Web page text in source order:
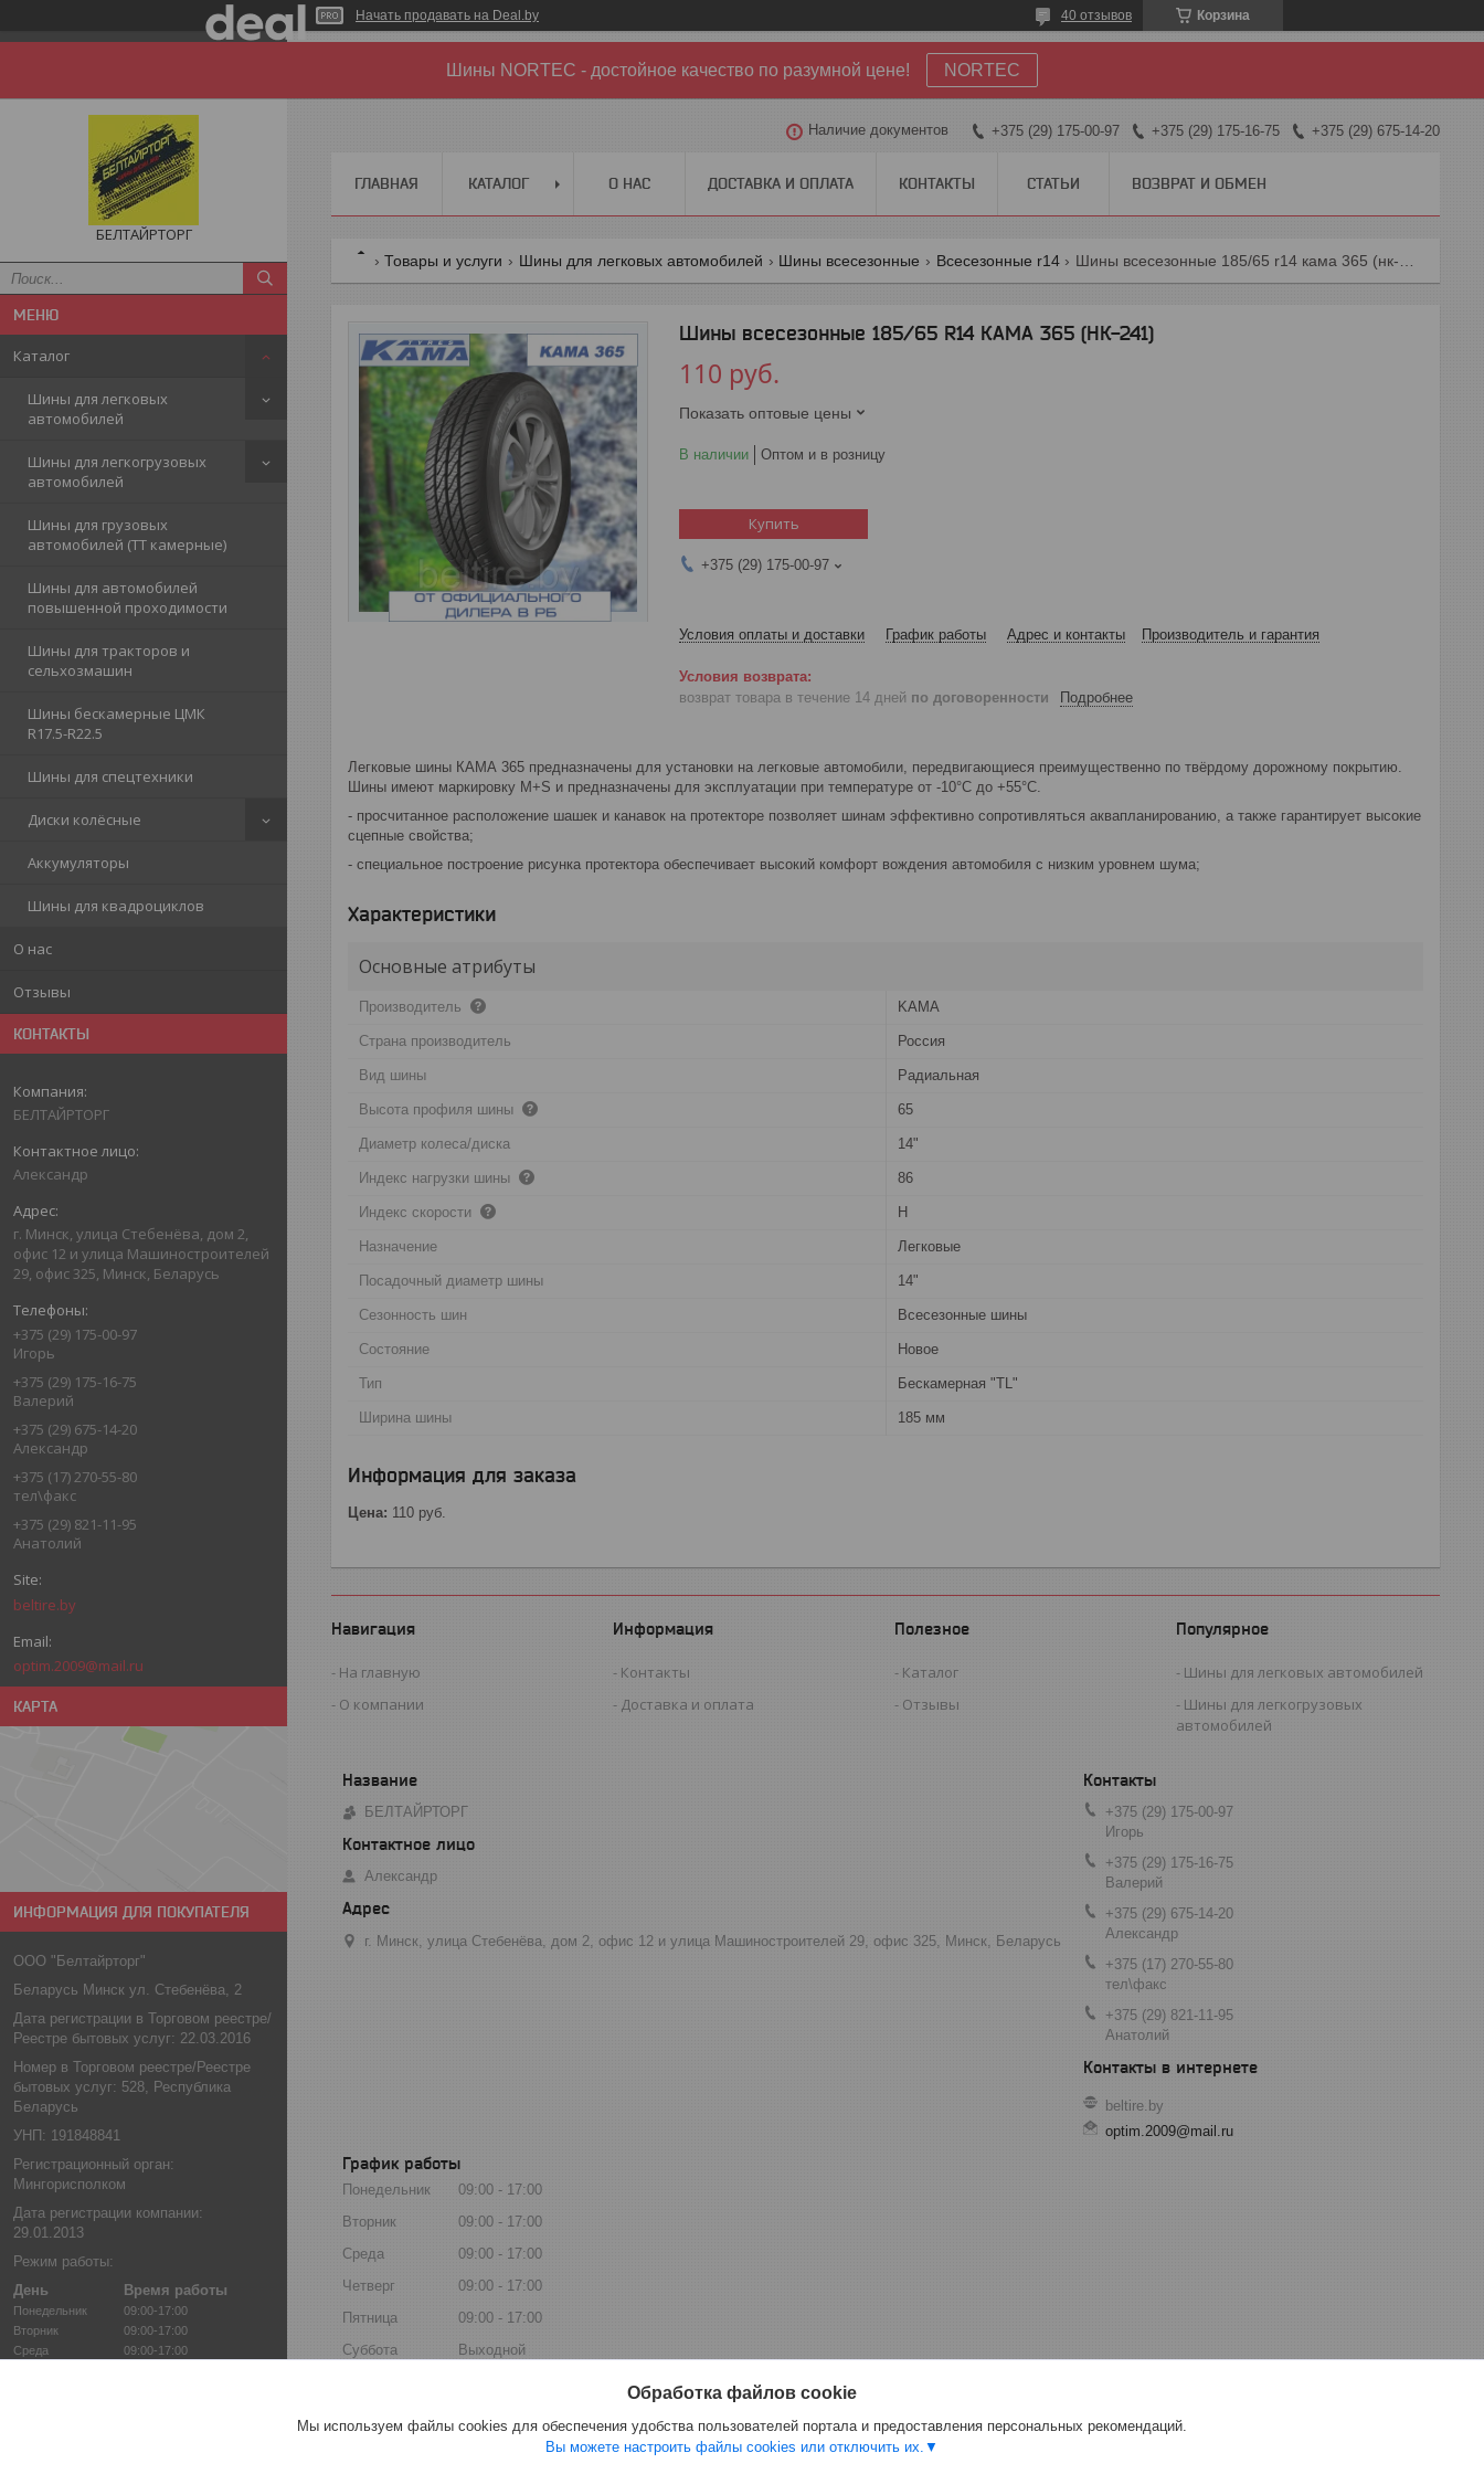
Начать продавать на Deal.by Корзина
40 отзывов
Шины NORTEC - достойное качество по разумной цене! NORTEC
БЕЛТАЙРТОРГ
Каталог
Шины для легковых
автомобилей
Шины для легкогрузовых
автомобилей
Шины для грузовых
автомобилей (ТТ камерные)
Шины для автомобилей
повышенной проходимости
Шины для тракторов и
сельхозмашин
Шины бескамерные ЦМК
R17.5-R22.5
Шины для спецтехники
Диски колёсные
Аккумуляторы
Шины для квадроциклов
О нас
Отзывы
КОНТАКТЫ
БЕЛТАЙРТОРГ
Александр
г. Минск, улица Стебенёва, дом 2,
офис 12 и улица Машиностроителей
29, офис 325, Минск, Беларусь
+375 (29) 175-00-97
Игорь
+375 (29) 175-16-75
Валерий
+375 (29) 675-14-20
Александр
+375 (17) 270-55-80
тел\факс
+375 (29) 821-11-95
Анатолий
beltire.by
optim.2009@mail.ru
КАРТА
ИНФОРМАЦИЯ ДЛЯ ПОКУПАТЕЛЯ
ООО "Белтайрторг"
Беларусь Минск ул. Стебенёва, 2
Дата регистрации в Торговом реестре/
Реестре бытовых услуг: 22.03.2016
Номер в Торговом реестре/Реестре
бытовых услуг: 528, Республика
Беларусь
УНП: 191848841
Регистрационный орган:
Мингорисполком
Дата регистрации компании:
29.01.2013
Режим работы:
День
Время работы
Понедельник
09:00-17:00
Вторник
09:00-17:00
Среда
09:00-17:00
Наличие документов +375 (29) 175-00-97 +375 (29) 175-16-75 +375 (29) 675-14-20
ГЛАВНАЯ КАТАЛОГ О НАС ДОСТАВКА И ОПЛАТА КОНТАКТЫ СТАТЬИ ВОЗВРАТ И ОБМЕН
Товары и услуги Шины для легковых автомобилей Шины всесезонные Всесезонные r14
Шины всесезонные 185/65 R14 КАМА 365 (НК-241)
110 руб.
Показать оптовые цены
В наличии Оптом и в розницу
Купить
+375 (29) 175-00-97
Условия оплаты и доставки График работы Адрес и контакты Производитель и гарантия
возврат товара в течение 14 дней по договоренности Подробнее
Легковые шины КАМА 365 предназначены для установки на легковые автомобили, передвигающиеся преимущественно по твёрдому дорожному покрытию.
Шины имеют маркировку M+S и предназначены для эксплуатации при температуре от -10°С до +55°С.
- просчитанное расположение шашек и канавок на протекторе позволяет шинам эффективно сопротивляться аквапланированию, а также гарантирует высокие
сцепные свойства;
- специальное построение рисунка протектора обеспечивает высокий комфорт вождения автомобиля с низким уровнем шума;
Характеристики
Основные атрибуты
Производитель KAMA
Страна производитель Россия
Вид шины Радиальная
Высота профиля шины 65
Диаметр колеса/диска 14"
Индекс нагрузки шины 86
Индекс скорости H
Назначение Легковые
Посадочный диаметр шины 14"
Сезонность шин Всесезонные шины
Состояние Новое
Тип Бескамерная "TL"
Ширина шины 185 мм
Информация для заказа
Цена: 110 руб.
Навигация
На главную
О компании
Информация
Контакты
Доставка и оплата
Полезное
Каталог
Отзывы
Популярное
Шины для легковых автомобилей
Шины для легкогрузовых
автомобилей
БЕЛТАЙРТОРГ
Александр
г. Минск, улица Стебенёва, дом 2, офис 12 и улица Машиностроителей 29, офис 325, Минск, Беларусь
+375 (29) 175-00-97
Игорь
+375 (29) 175-16-75
Валерий
+375 (29) 675-14-20
Александр
+375 (17) 270-55-80
тел\факс
+375 (29) 821-11-95
Анатолий
beltire.by
optim.2009@mail.ru
График работы
Понедельник 09:00
17:00
Вторник
09:00
17:00
Среда
09:00
17:00
Четверг
09:00
17:00
Пятница
09:00
17:00
Суббота
Выходной
Обработка файлов cookie
Мы используем файлы cookies для обеспечения удобства пользователей портала и предоставления персональных рекомендаций.
Вы можете настроить файлы cookies или отключить их.